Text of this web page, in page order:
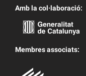
Amb la col·laboració:
Membres associats: